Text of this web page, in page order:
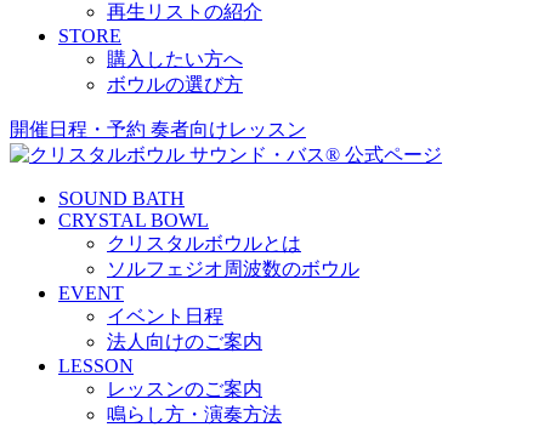
再生リストの紹介
STORE
購入したい方へ
ボウルの選び方
開催日程・予約 奏者向けレッスン
SOUND BATH
CRYSTAL BOWL
クリスタルボウルとは
ソルフェジオ周波数のボウル
EVENT
イベント日程
法人向けのご案内
LESSON
レッスンのご案内
鳴らし方・演奏方法